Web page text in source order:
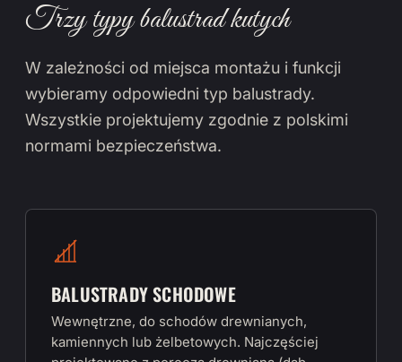
Trzy typy balustrad kutych
W zależności od miejsca montażu i funkcji
wybieramy odpowiedni typ balustrady.
Wszystkie projektujemy zgodnie z polskimi
normami bezpieczeństwa.
BALUSTRADY SCHODOWE
Wewnętrzne, do schodów drewnianych,
kamiennych lub żelbetowych. Najczęściej